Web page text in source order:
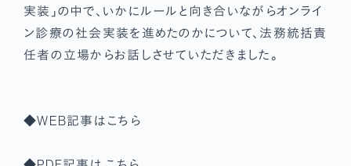
実装」の中で、いかにルールと向き合いながらオンライ
ン診療の社会実装を進めたのかについて、法務統括責
任者の立場からお話しさせていただきました。
◆WEB記事は こちら